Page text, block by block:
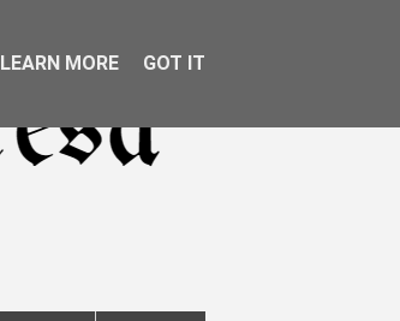
LEARN MORE GOT IT